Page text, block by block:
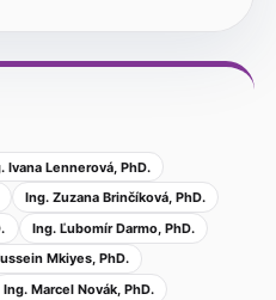
Ivana Lennerová, PhD.
Ing. Zuzana Brinčíková, PhD.
Ing. Ľubomír Darmo, PhD.
Mkiyes, PhD.
Ing. Marcel Novák, PhD.